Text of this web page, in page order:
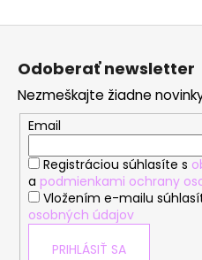
Z
Odoberať newsletter
Nezmeškajte žiadne
Email
Registráciou súhlasíte s
a podmienkami ochrany
Vložením e-mailu
osobných údajov
PRIHLÁSIŤ SA